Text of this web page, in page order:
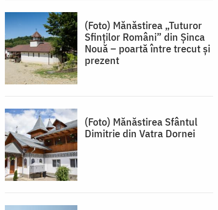
(Foto) Mănăstirea „Tuturor
Sfinților Români” din Șinca
Nouă – poartă între trecut și
prezent
(Foto) Mănăstirea Sfântul
Dimitrie din Vatra Dornei